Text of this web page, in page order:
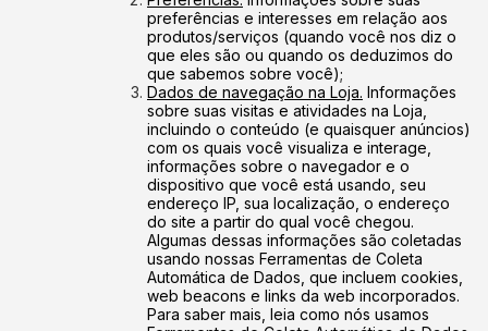
preferências e interesses em relação aos
produtos/serviços (quando você nos diz o
que eles são ou quando os deduzimos do
que sabemos sobre você);
Dados de navegação na Loja. Informações
sobre suas visitas e atividades na Loja,
incluindo o conteúdo (e quaisquer anúncios)
com os quais você visualiza e interage,
informações sobre o navegador e o
dispositivo que você está usando, seu
endereço IP, sua localização, o endereço
do site a partir do qual você chegou.
Algumas dessas informações são coletadas
usando nossas Ferramentas de Coleta
Automática de Dados, que incluem cookies,
web beacons e links da web incorporados.
Para saber mais, leia como nós usamos